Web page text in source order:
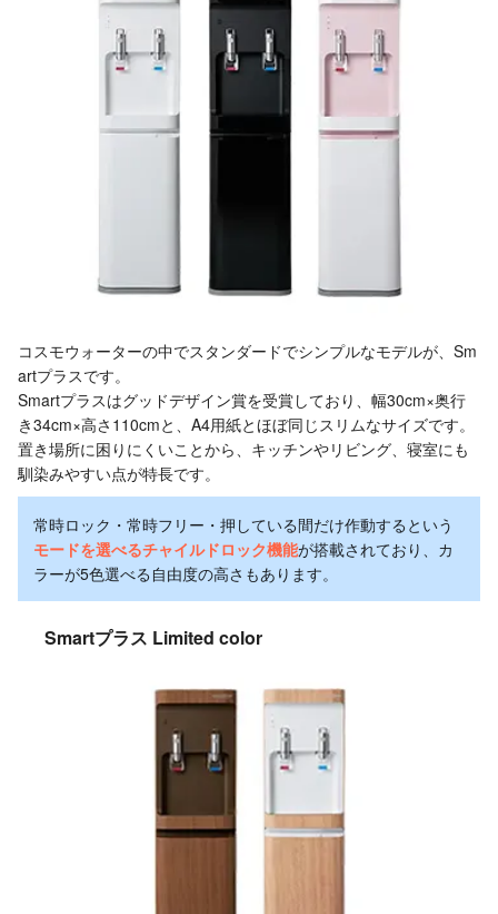
コスモウォーターの中でスタンダードでシンプルなモデルが、Sm
artプラスです。
Smartプラスはグッドデザイン賞を受賞しており、幅30cm×奥行
き34cm×高さ110cmと、A4用紙とほぼ同じスリムなサイズです。
置き場所に困りにくいことから、キッチンやリビング、寝室にも
馴染みやすい点が特長です。
常時ロック・常時フリー・押している間だけ作動するという
モードを選べるチャイルドロック機能が搭載されており、カ
ラーが5色選べる自由度の高さもあります。
Smartプラス Limited color